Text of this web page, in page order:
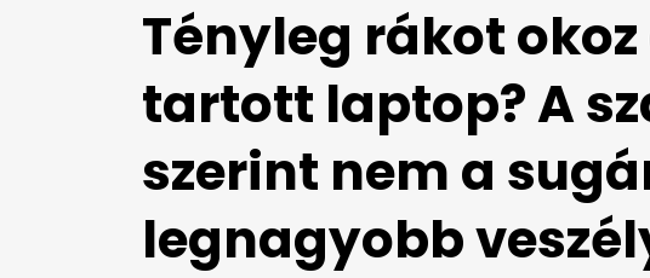
Tényleg rákot
tartott laptop? A
szerint nem a
legnagyobb